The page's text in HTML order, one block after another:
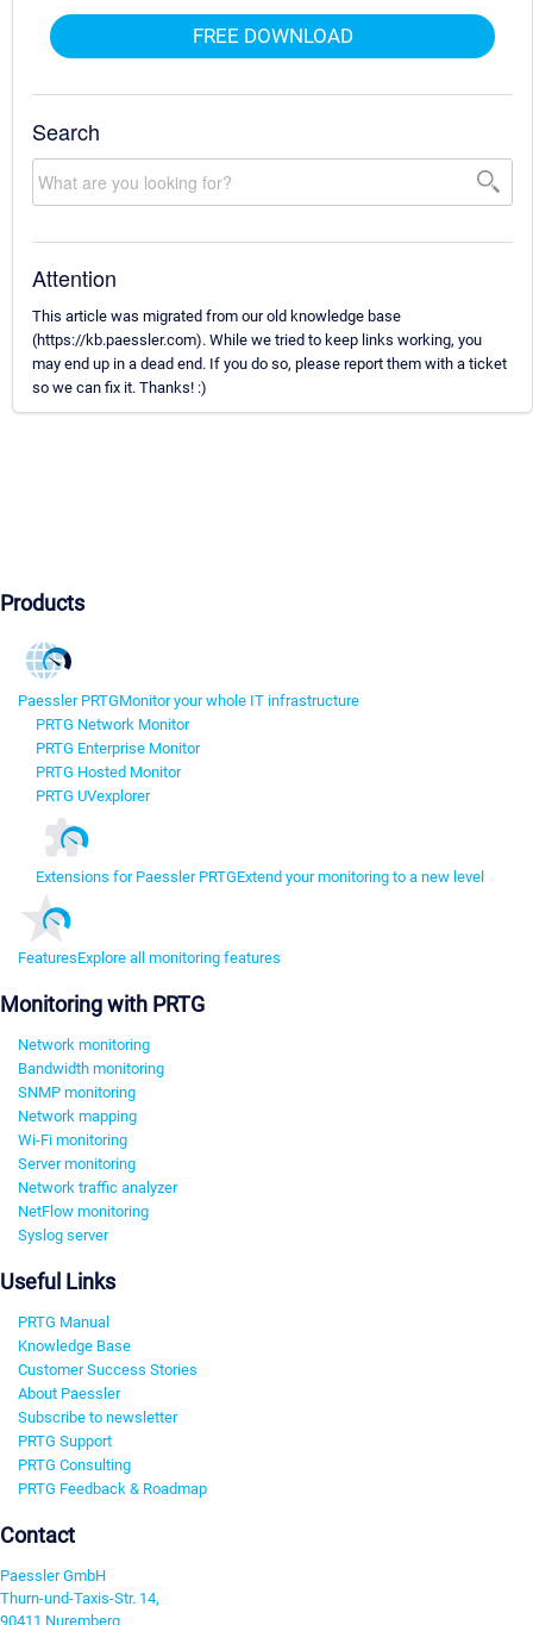
FREE DOWNLOAD
Search
Attention
This article was migrated from our old knowledge base
(https://kb.paessler.com). While we tried to keep links working, you
may end up in a dead end. If you do so, please report them with a ticket
so we can fix it. Thanks! :)
Products
Paessler PRTGMonitor your whole IT infrastructure
PRTG Network Monitor
PRTG Enterprise Monitor
PRTG Hosted Monitor
PRTG UVexplorer
Extensions for Paessler PRTGExtend your monitoring to a new level
FeaturesExplore all monitoring features
Monitoring with PRTG
Network monitoring
Bandwidth monitoring
SNMP monitoring
Network mapping
Wi-Fi monitoring
Server monitoring
Network traffic analyzer
NetFlow monitoring
Syslog server
Useful Links
PRTG Manual
Knowledge Base
Customer Success Stories
About Paessler
Subscribe to newsletter
PRTG Support
PRTG Consulting
PRTG Feedback & Roadmap
Contact
Paessler GmbH
Thurn-und-Taxis-Str. 14,
90411 Nuremberg